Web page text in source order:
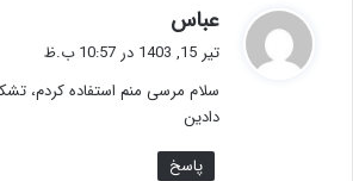
عباس
ف
:
تیر 15, 1403 در 10:57 ب.ظ
سلام مرسی منم استفاده کردم،
دادین
پاسخ